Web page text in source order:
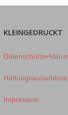
KLEINGEDRUCKT
Haftungsausschluss
Impressum